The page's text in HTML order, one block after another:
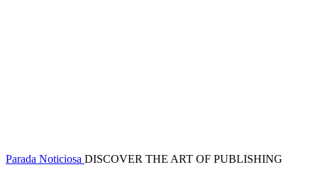
Parada Noticiosa DISCOVER THE ART OF PUBLISHING